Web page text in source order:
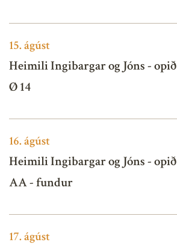
15.ágúst
Heimili Ingibargar og Jóns - opið
Ø 14
16.ágúst
Heimili Ingibargar og Jóns - opið
AA - fundur
17.ágúst